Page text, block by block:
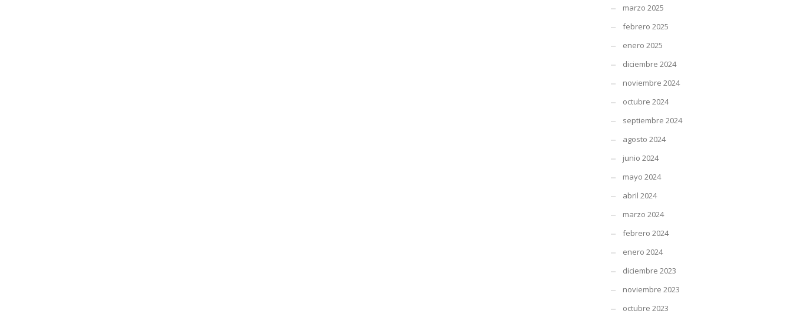
marzo 2025
febrero 2025
enero 2025
diciembre 2024
noviembre 2024
octubre 2024
septiembre 2024
agosto 2024
junio 2024
mayo 2024
abril 2024
marzo 2024
febrero 2024
enero 2024
diciembre 2023
noviembre 2023
octubre 2023